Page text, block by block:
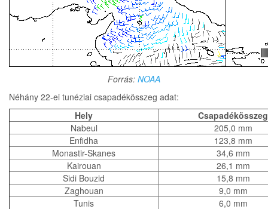
Forrás: NOAA
Néhány 22-ei tunéziai csapadékösszeg adat:
Hely
Csapadékösszeg
Nabeul
205,0 mm
Enfidha
123,8 mm
Monastir-Skanes
34,6 mm
Kairouan
26,1 mm
Sidi Bouzid
15,8 mm
Zaghouan
9,0 mm
Tunis
6,0 mm